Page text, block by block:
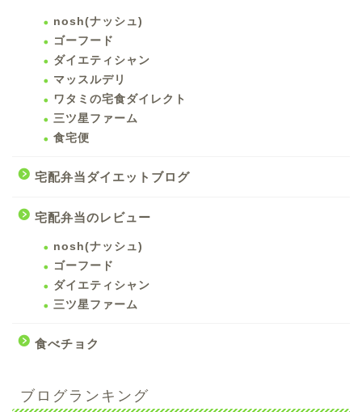
nosh(ナッシュ)
ゴーフード
ダイエティシャン
マッスルデリ
ワタミの宅食ダイレクト
三ツ星ファーム
食宅便
宅配弁当ダイエットブログ
宅配弁当のレビュー
nosh(ナッシュ)
ゴーフード
ダイエティシャン
三ツ星ファーム
食べチョク
ブログランキング